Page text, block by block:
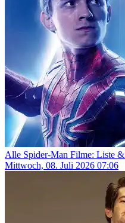
Alle Spider-Man Filme: Liste
Mittwoch, 08. Juli 2026 07:06